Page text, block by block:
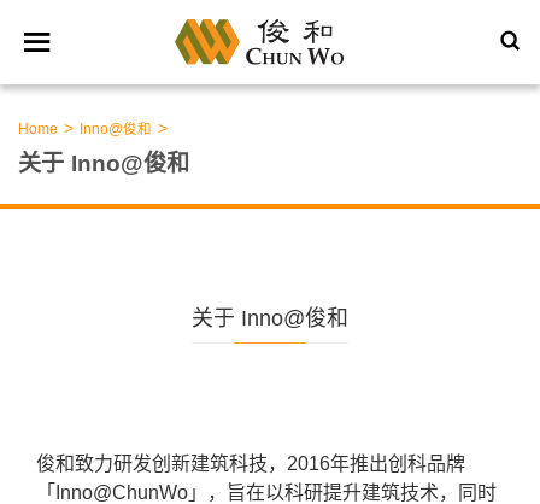
Home > Inno@俊和 >
关于 Inno@俊和
关于 Inno@俊和
俊和致力研发创新建筑科技，2016年推出创科品牌
「Inno@ChunWo」，旨在以科研提升建筑技术，同时